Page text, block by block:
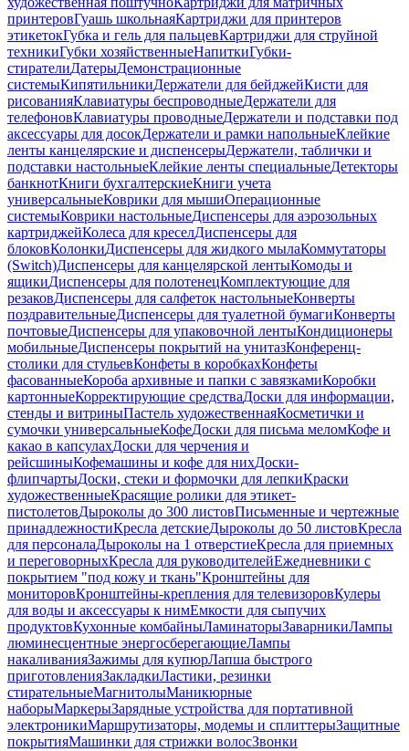
принтеровГуашь школьнаяКартриджи для принтеров
этикетокГубка и гель для пальцевКартриджи для струйной
техникиГубки хозяйственныеНапиткиГубки-
стирателиДатерыДемонстрационные
системыКипятильникиДержатели для бейджейКисти для
рисованияКлавиатуры беспроводныеДержатели для
телефоновКлавиатуры проводныеДержатели и подставки под
аксессуары для досокДержатели и рамки напольныеКлейкие
ленты канцелярские и диспенсерыДержатели, таблички и
подставки настольныеКлейкие ленты специальныеДетекторы
банкнотКниги бухгалтерскиеКниги учета
универсальныеКоврики для мышиОперационные
системыКоврики настольныеДиспенсеры для аэрозольных
картриджейКолеса для креселДиспенсеры для
блоковКолонкиДиспенсеры для жидкого мылаКоммутаторы
(Switch)Диспенсеры для канцелярской лентыКомоды и
ящикиДиспенсеры для полотенецКомплектующие для
резаковДиспенсеры для салфеток настольныеКонверты
поздравительныеДиспенсеры для туалетной бумагиКонверты
почтовыеДиспенсеры для упаковочной лентыКондиционеры
мобильныеДиспенсеры покрытий на унитазКонференц-
столики для стульевКонфеты в коробкахКонфеты
фасованныеКороба архивные и папки с завязкамиКоробки
картонныеКорректирующие средстваДоски для информации,
стенды и витриныПастель художественнаяКосметички и
сумочки универсальныеКофеДоски для письма меломКофе и
какао в капсулахДоски для черчения и
рейсшиныКофемашины и кофе для нихДоски-
флипчартыДоски, стеки и формочки для лепкиКраски
художественныеКрасящие ролики для этикет-
пистолетовДыроколы до 300 листовПисьменные и чертежные
принадлежностиКресла детскиеДыроколы до 50 листовКресла
для персоналаДыроколы на 1 отверстиеКресла для приемных
и переговорныхКресла для руководителейЕжедневники с
покрытием "под кожу и ткань"Кронштейны для
мониторовКронштейны-крепления для телевизоровКулеры
для воды и аксессуары к нимЕмкости для сыпучих
продуктовКухонные комбайныЛаминаторыЗаварникиЛампы
люминесцентные энергосберегающиеЛампы
накаливанияЗажимы для купюрЛапша быстрого
приготовленияЗакладкиЛастики, резинки
стирательныеМагнитолыМаникюрные
наборыМаркерыЗарядные устройства для портативной
электроникиМаршрутизаторы, модемы и сплиттерыЗащитные
покрытияМашинки для стрижки волосЗвонки